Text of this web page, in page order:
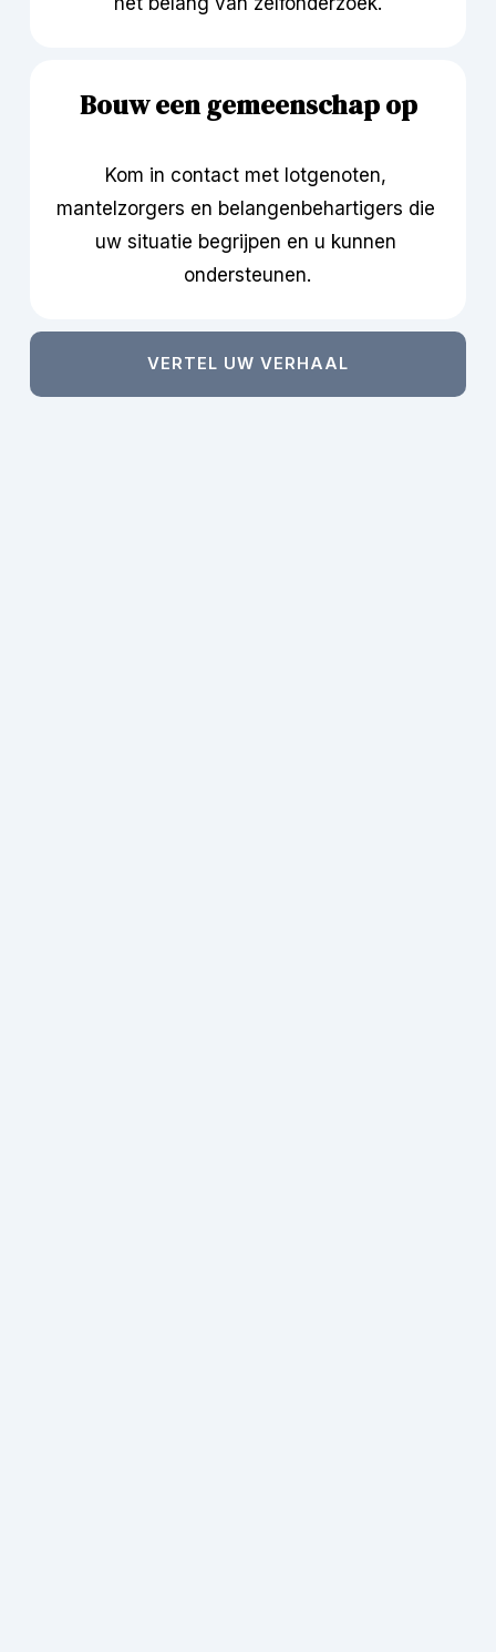
Bouw een gemeenschap op
Kom in contact met lotgenoten,
mantelzorgers en belangenbehartigers die
uw situatie begrijpen en u kunnen
ondersteunen.
VERTEL UW VERHAAL